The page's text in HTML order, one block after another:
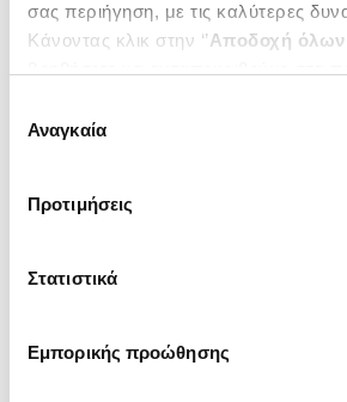
σας περιήγηση, με τις καλύτερες
Κάνοντας κλικ στην ‘’Αποδοχή όλων
ενδιαφέρουν και να επιλέξετε από
΄΄και να
συγκατάθεσης
Αναγκαία
Προτιμήσεις
Στατιστικά
Εμπορικής προώθησης